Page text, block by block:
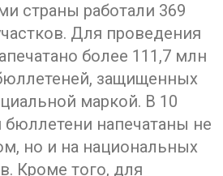
страны работали 369
Для проведения
более 111,7 млн
защищенных
маркой. В 10
бюллетени напечатаны не
но и на национальных
Кроме того, для